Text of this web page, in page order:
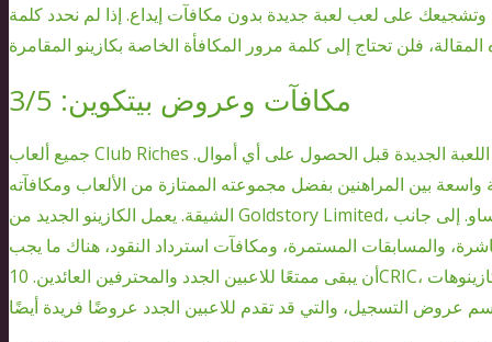
وتشجيعك على لعب لعبة جديدة بدون مكافآت إيداع. إذا لم نحدد كلمة
مكافآت وعروض بيتكوين: 3/5
جميع ألعاب Club Riches معقولة التكلفة، ويمكنك تجربة اللعبة الجديدة قبل الحصول على أي أموال.
بين المراهنين بفضل مجموعته الممتازة من الألعاب ومكافآته
الشيقة. يعمل الكازينو الجديد من Goldstory Limited، وهو حاصل على ترخيص مراهنات من هيئات كوراساو. إلى جانب
المباشرة، والمسابقات المستمرة، ومكافآت استرداد النقود، هناك ما يجب
أن يبقى ممتعًا للاعبين الجدد والمحترفين العائدين. 10CRIC، الذي صُمم "للناس، من شخص ما"، هو أحد أشهر الكازينوهات